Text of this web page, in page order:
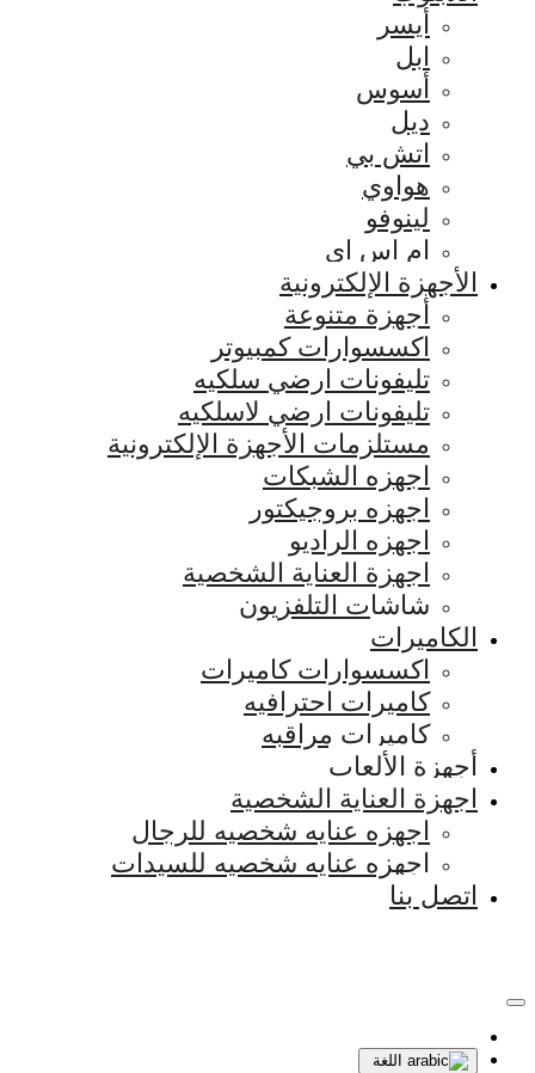
أيسر
ابل
أسوس
ديل
اتش بي
هواوي
لينوفو
ام اس اي
الأجهزة الإلكترونية
أجهزة متنوعة
اكسسوارات كمبيوتر
تليفونات ارضي سلكيه
تليفونات ارضي لاسلكيه
مستلزمات الأجهزة الإلكترونية
اجهزه الشبكات
اجهزه بروجيكتور
اجهزه الراديو
اجهزة العناية الشخصية
شاشات التلفزيون
الكاميرات
اكسسوارات كاميرات
كاميرات احترافيه
كاميرات مراقبه
أجهزة الألعاب
اجهزة العناية الشخصية
اجهزه عنايه شخصيه للرجال
اجهزه عنايه شخصيه للسيدات
اتصل بنا
اللغة